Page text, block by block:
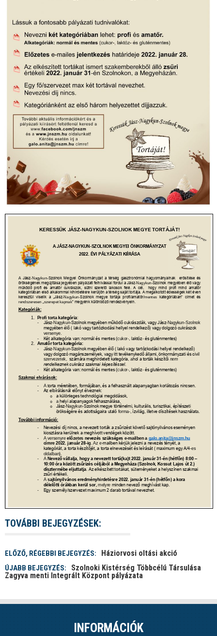
TOVÁBBI BEJEGYZÉSEK:
ELŐZŐ, RÉGEBBI BEJEGYZÉS: Háziorvosi oltási akció
ÚJABB BEJEGYZÉS:
Szolnoki Kistérség Többcélú Társulása
Zagyva menti Integrált Központ pályázata
INFORMÁCIÓK